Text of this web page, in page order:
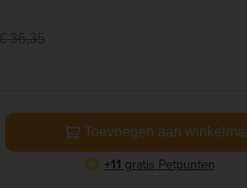
Voer de gewenste
Toevoegen aan
P +11 gratis Petpunten